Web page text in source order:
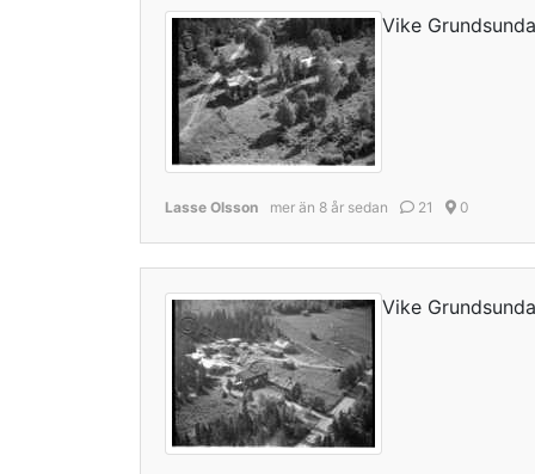
Vike Grundsunda
Lasse Olsson mer än 8 år sedan 21 0
Vike Grundsunda